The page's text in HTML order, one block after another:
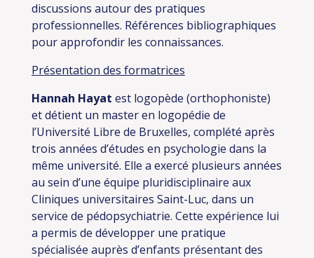
discussions autour des pratiques
professionnelles. Références bibliographiques
pour approfondir les connaissances.
Présentation des formatrices
Hannah Hayat est logopède (orthophoniste)
et détient un master en logopédie de
l’Université Libre de Bruxelles, complété après
trois années d’études en psychologie dans la
même université. Elle a exercé plusieurs années
au sein d’une équipe pluridisciplinaire aux
Cliniques universitaires Saint-Luc, dans un
service de pédopsychiatrie. Cette expérience lui
a permis de développer une pratique
spécialisée auprès d’enfants présentant des